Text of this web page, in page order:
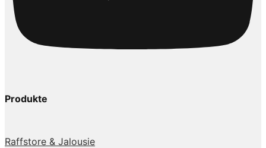
Produkte
Raffstore & Jalousie